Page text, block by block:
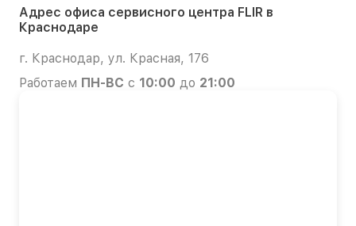
Адрес офиса сервисного центра FLIR в
Краснодаре
г. Краснодар, ул. Красная, 176
Работаем ПН-ВС с 10:00 до 21:00